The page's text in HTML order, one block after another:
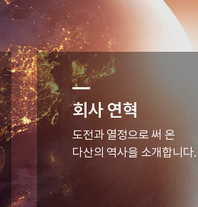
회사 연혁
도전과 열정으로 써 온
다산의 역사을 소개합니다.